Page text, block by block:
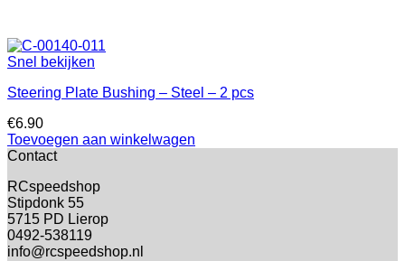
Snel bekijken
Steering Plate Bushing – Steel – 2 pcs
€6.90
Toevoegen aan winkelwagen
Contact
RCspeedshop
Stipdonk 55
5715 PD Lierop
0492-538119
info@rcspeedshop.nl